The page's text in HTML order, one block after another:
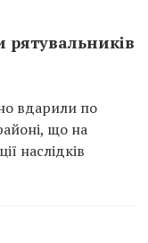
рятувальників
вдарили по
що на
наслідків